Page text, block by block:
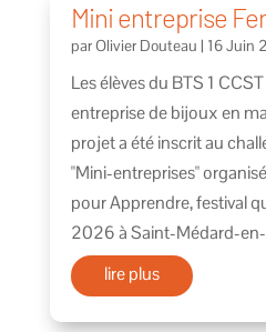
Mini entreprise
parOlivier Douteau | 16 Juin
Les élèves du BTS 1
entreprise de bijoux en
projet a été inscrit au
"Mini-entreprises"
pour Apprendre, festival
2026 à Saint-Médard-en-
lire plus